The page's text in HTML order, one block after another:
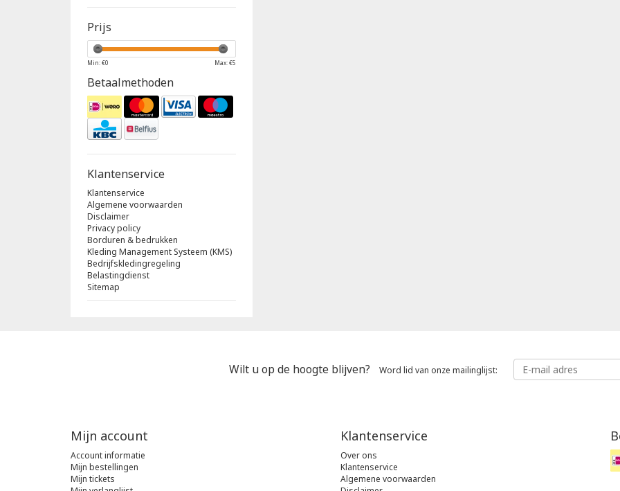
Prijs
Min: €0 Max: €5
Betaalmethoden
Klantenservice
Klantenservice
Algemene voorwaarden
Disclaimer
Privacy policy
Borduren & bedrukken
Kleding Management Systeem (KMS)
Bedrijfskledingregeling
Belastingdienst
Sitemap
Wilt u op de hoogte blijven? Word lid van onze mailinglijst:
Mijn account
Account informatie
Mijn bestellingen
Mijn tickets
Klantenservice
Over ons
Klantenservice
Algemene voorwaarden